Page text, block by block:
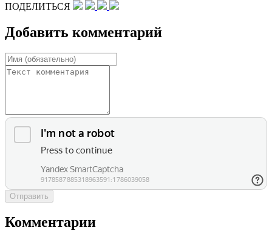
ПОДЕЛИТЬСЯ
Добавить комментарий
Отправить
Комментарии